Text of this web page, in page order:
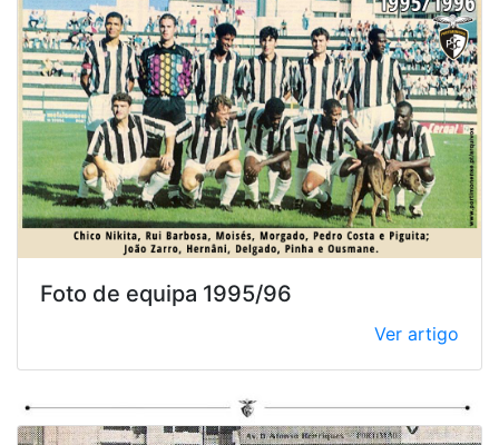
Foto de equipa 1995/96
Ver artigo